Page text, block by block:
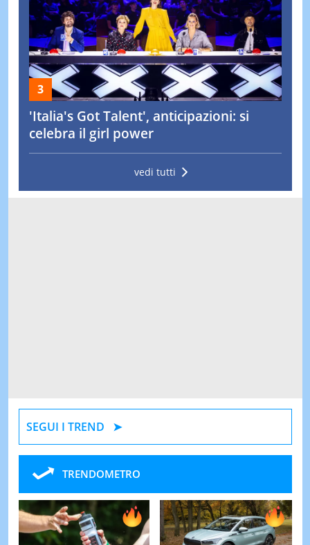
'Italia's Got Talent', anticipazioni: si
celebra il girl power
vedi tutti
SEGUI I TREND
TRENDOMETRO